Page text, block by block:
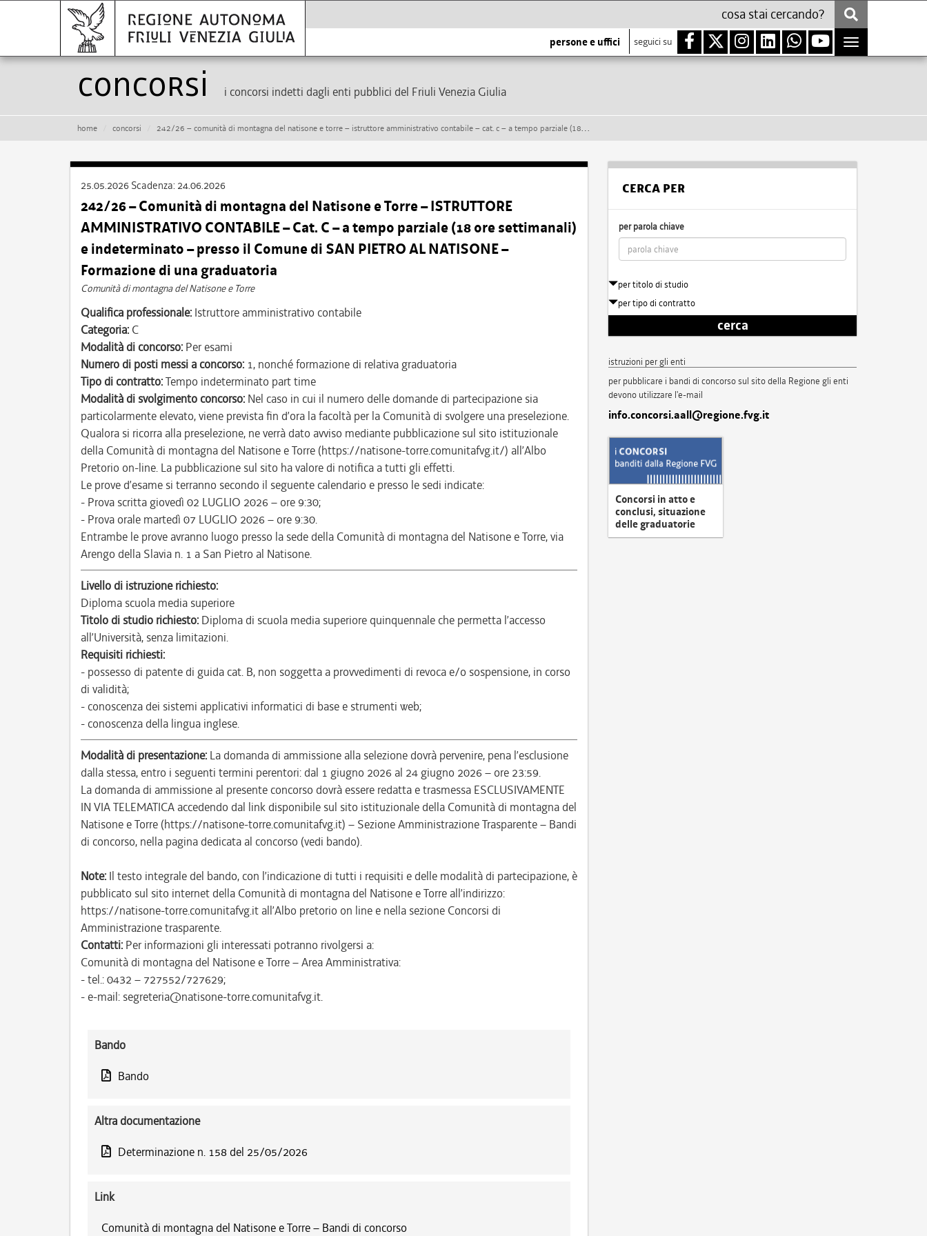
persone e uffici seguici su
Toggle
navigation
Concorsi i concorsi indetti dagli enti pubblici del Friuli Venezia Giulia
home concorsi 242/26 – comunità di montagna del natisone e torre – istruttore amministrativo contabile – cat. c – a tempo parziale (18 ore settimanali) e indeterminato – presso il comune di san pietro al natisone – formazione di una graduatoria
25.05.2026 Scadenza: 24.06.2026
242/26 – Comunità di montagna del Natisone e Torre – ISTRUTTORE
AMMINISTRATIVO CONTABILE – Cat. C – a tempo parziale (18 ore settimanali)
e indeterminato – presso il Comune di SAN PIETRO AL NATISONE –
Formazione di una graduatoria
Comunità di montagna del Natisone e Torre
Qualifica professionale: Istruttore amministrativo contabile
Categoria: C
Modalità di concorso: Per esami
Numero di posti messi a concorso: 1, nonché formazione di relativa graduatoria
Tipo di contratto:Tempo indeterminato part time
Modalità di svolgimento concorso: Nel caso in cui il numero delle domande di partecipazione sia
particolarmente elevato, viene prevista fin d’ora la facoltà per la Comunità di svolgere una preselezione.
Qualora si ricorra alla preselezione, ne verrà dato avviso mediante pubblicazione sul sito istituzionale
della Comunità di montagna del Natisone e Torre (https://natisone-torre.comunitafvg.it/) all’Albo
Pretorio on-line. La pubblicazione sul sito ha valore di notifica a tutti gli effetti.
Le prove d’esame si terranno secondo il seguente calendario e presso le sedi indicate:
- Prova scritta giovedì 02 LUGLIO 2026 – ore 9:30;
- Prova orale martedì 07 LUGLIO 2026 – ore 9:30.
Entrambe le prove avranno luogo presso la sede della Comunità di montagna del Natisone e Torre, via
Arengo della Slavia n. 1 a San Pietro al Natisone.
Livello di istruzione richiesto:
Diploma scuola media superiore
Titolo di studio richiesto: Diploma di scuola media superiore quinquennale che permetta l’accesso
all’Università, senza limitazioni.
Requisiti richiesti:
- possesso di patente di guida cat. B, non soggetta a provvedimenti di revoca e/o sospensione, in corso
di validità;
- conoscenza dei sistemi applicativi informatici di base e strumenti web;
- conoscenza della lingua inglese.
Modalità di presentazione: La domanda di ammissione alla selezione dovrà pervenire, pena l’esclusione
dalla stessa, entro i seguenti termini perentori: dal 1 giugno 2026 al 24 giugno 2026 – ore 23:59.
La domanda di ammissione al presente concorso dovrà essere redatta e trasmessa ESCLUSIVAMENTE
IN VIA TELEMATICA accedendo dal link disponibile sul sito istituzionale della Comunità di montagna del
Natisone e Torre (https://natisone-torre.comunitafvg.it) – Sezione Amministrazione Trasparente – Bandi
di concorso, nella pagina dedicata al concorso (vedi bando).
Note: Il testo integrale del bando, con l’indicazione di tutti i requisiti e delle modalità di partecipazione, è
pubblicato sul sito internet della Comunità di montagna del Natisone e Torre all’indirizzo:
https://natisone-torre.comunitafvg.it all’Albo pretorio on line e nella sezione Concorsi di
Amministrazione trasparente.
Contatti: Per informazioni gli interessati potranno rivolgersi a:
Comunità di montagna del Natisone e Torre – Area Amministrativa:
- tel.: 0432 – 727552/727629;
- e-mail: segreteria@natisone-torre.comunitafvg.it.
Bando
Bando
Altra documentazione
Determinazione n. 158 del 25/05/2026
Link
Comunità di montagna del Natisone e Torre – Bandi di concorso
CERCA PER
per parola chiave
per titolo di studio
per tipo di contratto
cerca
istruzioni per gli enti
per pubblicare i bandi di concorso sul sito della Regione gli enti
devono utilizzare l'e-mail
info.concorsi.aall@regione.fvg.it
Concorsi in atto e
conclusi, situazione
delle graduatorie